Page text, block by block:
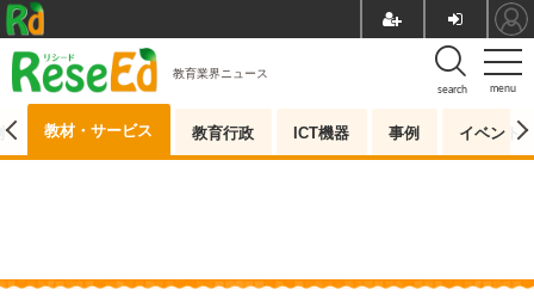
menu
search
教育業界ニュース
教材・サービス 教育行政 ICT機器 事例 イベント